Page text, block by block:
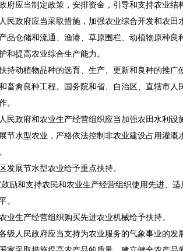
应当制定政策，安排资金，引导和支持农业结
政府应当采取措施，加强农业综合开发和农田
品仓储和流通、渔港、草原围栏、动植物原种
和提高农业综合生产能力。
动植物品种的选育、生产、更新和良种的推广
畜禽良种工程。国务院和省、自治区、直辖市
。
政府和农业生产经营组织应当加强农田水利设
节水型农业，严格依法控制非农业建设占用灌
展节水型农业给予重点扶持。
和支持农民和农业生产经营组织使用先进、适
。
生产经营组织购买先进农业机械给予扶持。
民政府应当支持为农业服务的气象事业的发